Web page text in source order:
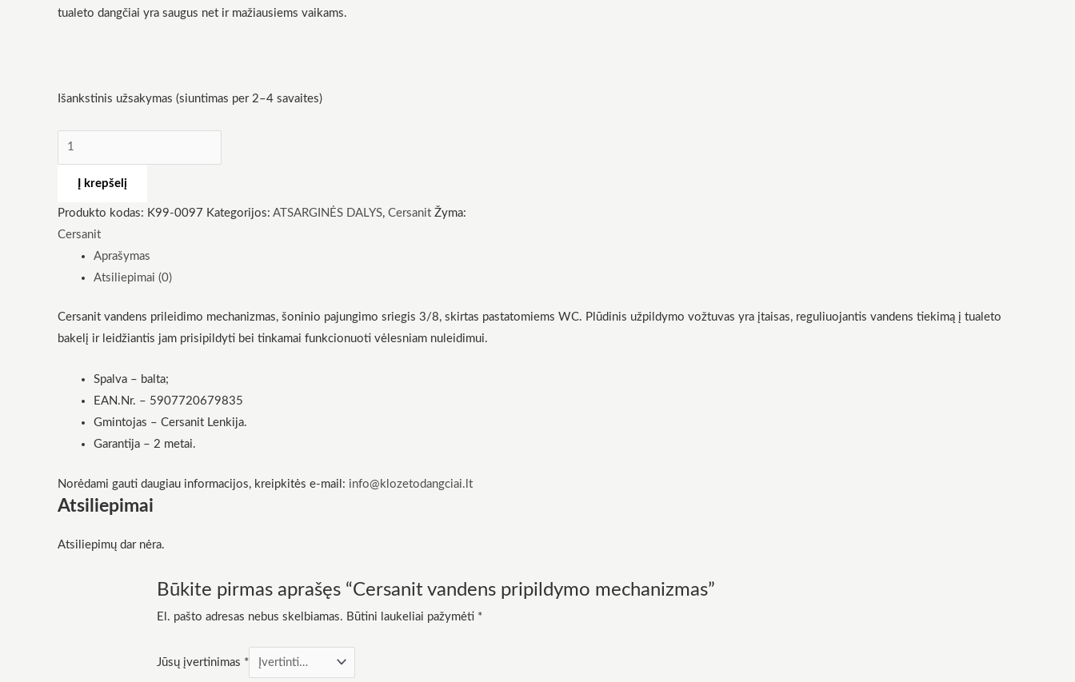
tualeto dangčiai yra saugus net ir mažiausiems vaikams.
Išankstinis užsakymas (siuntimas per 2–4 savaites)
Į krepšelį
Produkto kodas: K99-0097 Kategorijos: ATSARGINĖS DALYS, Cersanit Žyma:
Cersanit
Aprašymas
Atsiliepimai (0)
Cersanit vandens prileidimo mechanizmas, šoninio pajungimo sriegis 3/8, skirtas pastatomiems WC. Plūdinis užpildymo vožtuvas yra įtaisas, reguliuojantis vandens tiekimą į tualeto
bakelį ir leidžiantis jam prisipildyti bei tinkamai funkcionuoti vėlesniam nuleidimui.
Spalva – balta;
EAN.Nr. – 5907720679835
Gmintojas – Cersanit Lenkija.
Garantija – 2 metai.
Norėdami gauti daugiau informacijos, kreipkitės e-mail: info@klozetodangciai.lt
Atsiliepimai
Atsiliepimų dar nėra.
Būkite pirmas aprašęs “Cersanit vandens pripildymo mechanizmas”
El. pašto adresas nebus skelbiamas. Būtini laukeliai pažymėti *
Jūsų įvertinimas *
reikalingi,
svetainė
Siekdami
pagerinti
ir struktūrą,
atsižvelgdami į
svetainė yra
Patirtis
Kad mūsų
geriau jūsų